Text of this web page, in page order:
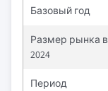
Базовый год
Размер рынка в
2024
Период